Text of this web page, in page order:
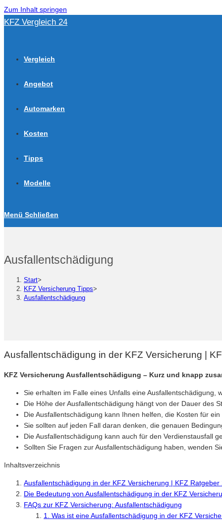
Zum Inhalt springen
KFZ Vergleich 24
Vergleich
Angebot
Automarken
Kosten
Tipps
Modelle
Menü Schließen
Ausfallentschädigung
Start>
KFZ Versicherung Tipps>
Ausfallentschädigung
Ausfallentschädigung in der KFZ Versicherung |
KFZ Versicherung Ausfallentschädigung – Kurz und knapp
Sie erhalten im Falle eines Unfalls eine
Die Höhe der Ausfallentschädigung hängt von der Dauer des
Die Ausfallentschädigung kann Ihnen helfen, die Kosten für
Sie sollten auf jeden Fall daran denken, die genauen
Die Ausfallentschädigung kann auch für den Verdienstausfall
Sollten Sie Fragen zur Ausfallentschädigung haben, wenden
Inhaltsverzeichnis
Ausfallentschädigung in der KFZ Versicherung | KFZ Ratgeber
Die Bedeutung von Ausfallentschädigung in der KFZ
FAQs zur KFZ Versicherung: Ausfallentschädigung
1. Was ist eine Ausfallentschädigung in der KFZ